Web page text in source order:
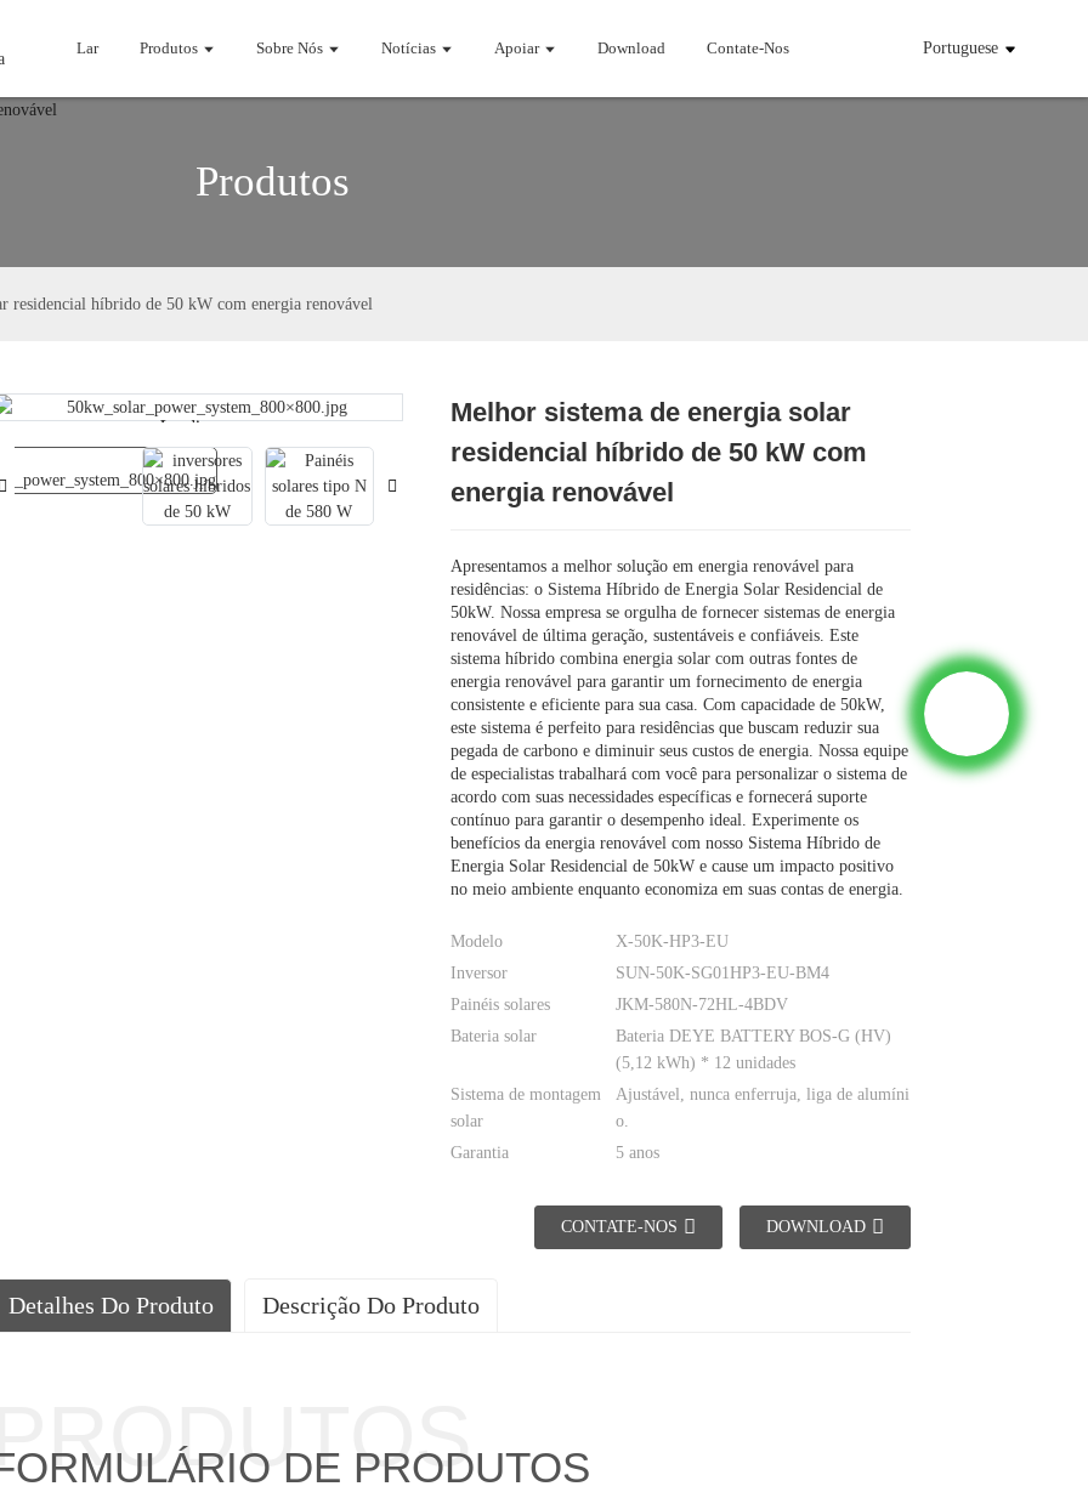
Lar Produtos Sobre Nós Notícias Apoiar Download Contate-Nos Portuguese
Produtos
residencial híbrido de 50 kW com energia renovável
Loading...
Loading... Loading...
Loading...
Melhor sistema de energia solar
residencial híbrido de 50 kW com
energia renovável
Apresentamos a melhor solução em energia renovável para
residências: o Sistema Híbrido de Energia Solar Residencial de
50kW. Nossa empresa se orgulha de fornecer sistemas de energia
renovável de última geração, sustentáveis ​​e confiáveis. Este
sistema híbrido combina energia solar com outras fontes de
energia renovável para garantir um fornecimento de energia
consistente e eficiente para sua casa. Com capacidade de 50kW,
este sistema é perfeito para residências que buscam reduzir sua
pegada de carbono e diminuir seus custos de energia. Nossa equipe
de especialistas trabalhará com você para personalizar o sistema de
acordo com suas necessidades específicas e fornecerá suporte
contínuo para garantir o desempenho ideal. Experimente os
benefícios da energia renovável com nosso Sistema Híbrido de
Energia Solar Residencial de 50kW e cause um impacto positivo
no meio ambiente enquanto economiza em suas contas de energia.
Modelo
X-50K-HP3-EU
Inversor
SUN-50K-SG01HP3-EU-BM4
Painéis solares
JKM-580N-72HL-4BDV
Bateria solar
Bateria DEYE BATTERY BOS-G (HV)
(5,12 kWh) * 12 unidades
Sistema de montagem
solar
Ajustável, nunca enferruja, liga de alumíni
o.
Garantia
5 anos
CONTATE-NOS DOWNLOAD
Detalhes Do Produto Descrição Do Produto
DE PRODUTOS